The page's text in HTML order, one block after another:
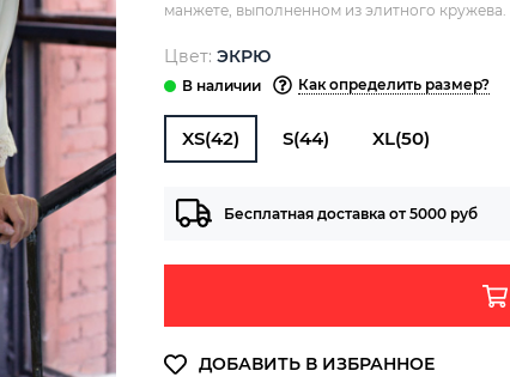
манжете, выполненном из элитного кружева.
Цвет: ЭКРЮ
Как определить размер?
XS(42) S(44) XL(50)
Бесплатная доставка от 5000 руб